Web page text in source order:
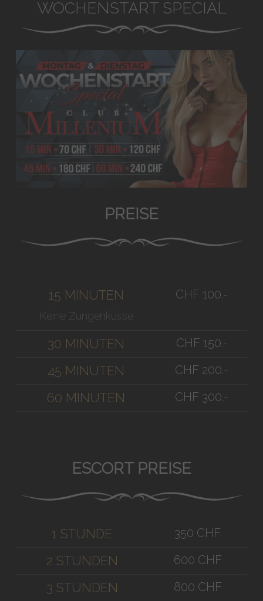
WOCHENSTART SPECIAL
PREISE
15 MINUTEN
Keine Zungenküsse
CHF 100.-
30 MINUTEN CHF 150.-
45 MINUTEN CHF 200.-
60 MINUTEN CHF 300.-
ESCORT PREISE
1 STUNDE 350 CHF
2 STUNDEN 600 CHF
3 STUNDEN 800 CHF